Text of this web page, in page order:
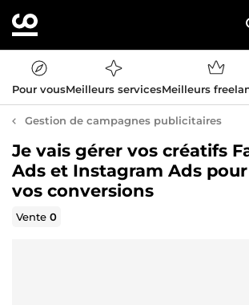
Pour vousMeilleurs servicesMeilleurs
Gestion de campagnes publicitaires
Je vais gérer vos créatifs
Ads et Instagram Ads
vos conversions
Vente0